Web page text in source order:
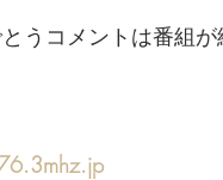
うコメントは番組